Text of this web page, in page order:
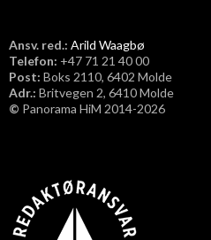
Ansv. red.: Arild Waagbø
Telefon: ​+47 71 21 40 00
Post: Boks 2110, 6402 Molde
Adr.: Britvegen 2, 6410 Molde
© Panorama HiM 2014-2026